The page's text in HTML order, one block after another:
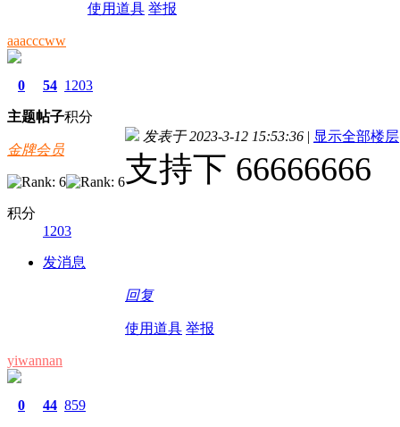
使用道具 举报
aaacccww
0
主题
54
帖子
1203
积分
金牌会员
积分
1203
发消息
发表于 2023-3-12 15:53:36 | 显示全部楼层
支持下 66666666
回复
使用道具 举报
yiwannan
0 44 859